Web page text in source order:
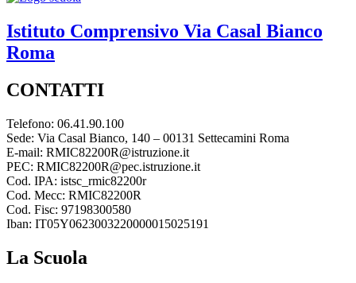
Istituto Comprensivo Via Casal Bianco
Roma
CONTATTI
Telefono: 06.41.90.100
Sede: Via Casal Bianco, 140 – 00131 Settecamini Roma
E-mail: RMIC82200R@istruzione.it
PEC: RMIC82200R@pec.istruzione.it
Cod. IPA: istsc_rmic82200r
Cod. Mecc: RMIC82200R
Cod. Fisc: 97198300580
Iban: IT05Y0623003220000015025191
La Scuola